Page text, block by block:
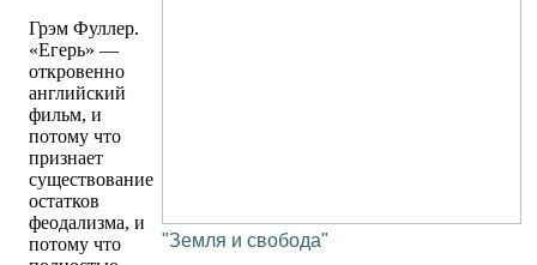
"Земля и свобода"
Грэм Фуллер.
«Егерь» —
откровенно
английский
фильм, и
потому что
признает
существование
остатков
феодализма, и
потому что